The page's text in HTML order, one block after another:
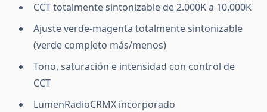
CCT totalmente sintonizable de 2.000K a 10.000K
Ajuste verde-magenta totalmente sintonizable
(verde completo más/menos)
Tono, saturación e intensidad con control de
CCT
LumenRadioCRMX incorporado